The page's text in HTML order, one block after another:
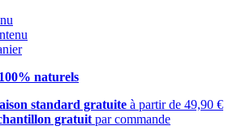
naturels
standard gratuite à partir de 49,90 €
gratuit par commande